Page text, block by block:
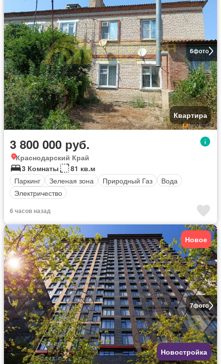
6фото
Квартира
3 800 000 руб.
Краснодарский Край
3 Комнаты
81 кв.м
Паркинг
Зеленая зона Природный Газ
Вода
Электричество
6 часов назад
7фото
Новое
Новостройка